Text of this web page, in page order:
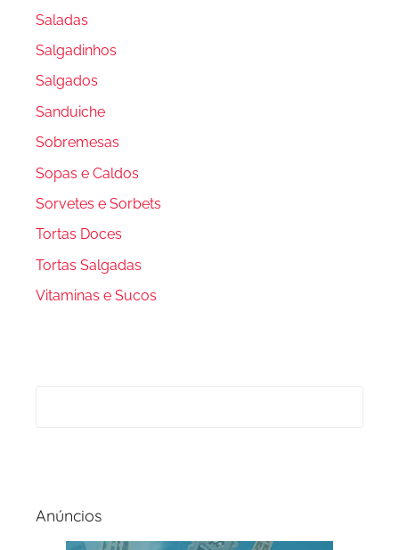
Saladas
Salgadinhos
Salgados
Sanduiche
Sobremesas
Sopas e Caldos
Sorvetes e Sorbets
Tortas Doces
Tortas Salgadas
Vitaminas e Sucos
Anúncios